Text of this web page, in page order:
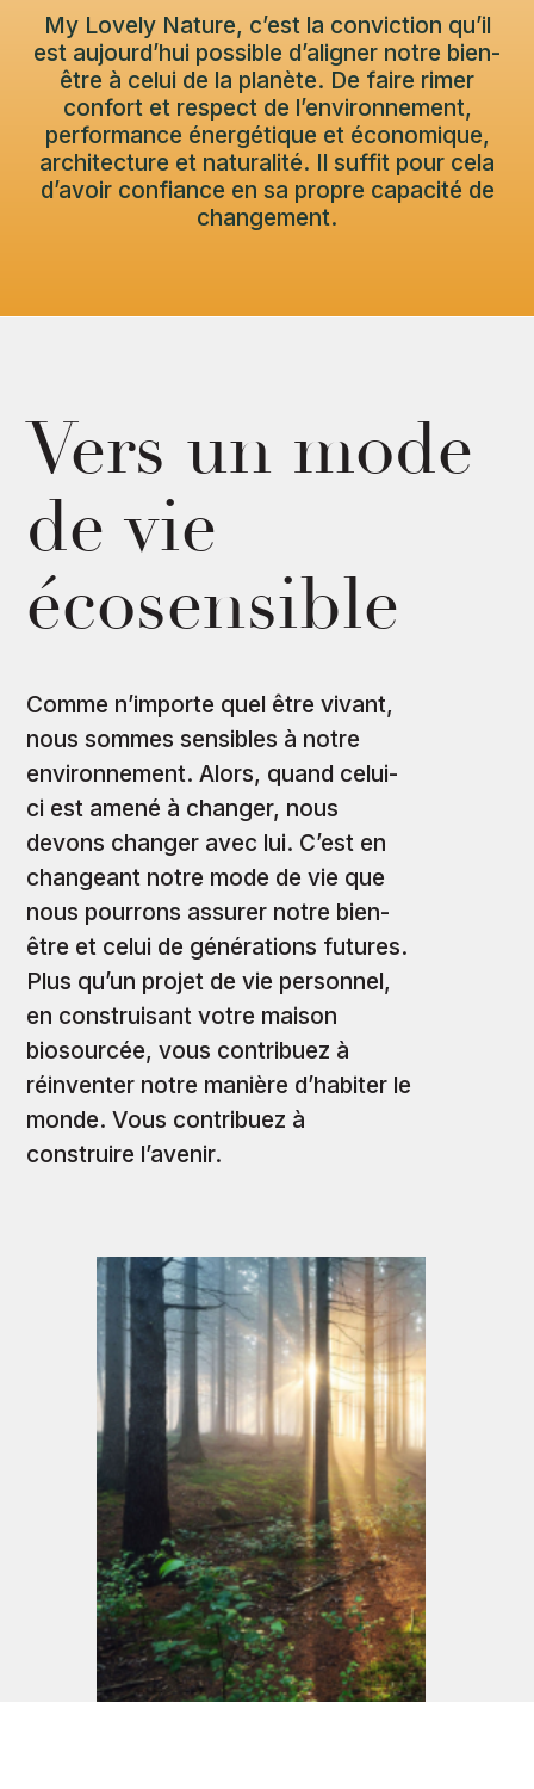
My Lovely Nature, c’est la conviction qu’il
est aujourd’hui possible d’aligner notre bien-
être à celui de la planète. De faire rimer
confort et respect de l’environnement,
performance énergétique et économique,
architecture et naturalité. Il suffit pour cela
d’avoir confiance en sa propre capacité de
changement.
Vers un mode
de vie
écosensible
Comme n’importe quel être vivant,
nous sommes sensibles à notre
environnement. Alors, quand celui-
ci est amené à changer, nous
devons changer avec lui. C’est en
changeant notre mode de vie que
nous pourrons assurer notre bien-
être et celui de générations futures.
Plus qu’un projet de vie personnel,
en construisant votre maison
biosourcée, vous contribuez à
réinventer notre manière d’habiter le
monde. Vous contribuez à
construire l’avenir.